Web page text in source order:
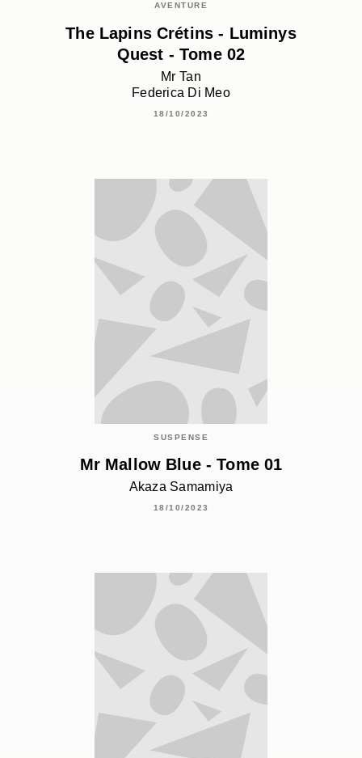
AVENTURE
The Lapins Crétins - Luminys
Quest - Tome 02
Mr Tan
Federica Di Meo
18/10/2023
SUSPENSE
Mr Mallow Blue - Tome 01
Akaza Samamiya
18/10/2023